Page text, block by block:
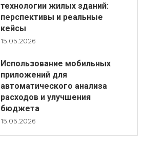
технологии жилых зданий:
перспективы и реальные
кейсы
15.05.2026
Использование мобильных
приложений для
автоматического анализа
расходов и улучшения
бюджета
15.05.2026